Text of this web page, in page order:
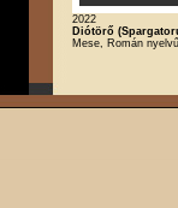
2022
Diótörő
Mese, Román nyelvű